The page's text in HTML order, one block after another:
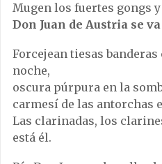
Mugen los fuertes gongs
Don Juan de Austria se
Forcejean tiesas
noche,
oscura púrpura en la
carmesí de las antorchas
Las clarinadas, los
está él.